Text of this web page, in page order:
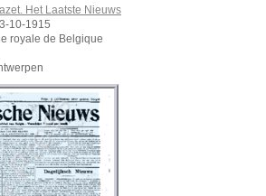
Het Laatste Nieuws
10-1915
royale de Belgique